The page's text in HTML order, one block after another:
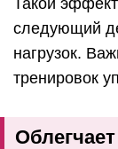
следующий
нагрузок.
тренировок